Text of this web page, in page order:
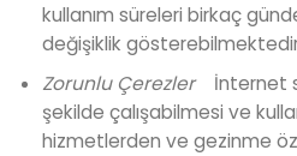
kullanım süreleri birkaç
değişiklik
Zorunlu Çerezler İnternet
şekilde çalışabilmesi ve
hizmetlerden ve gezinme